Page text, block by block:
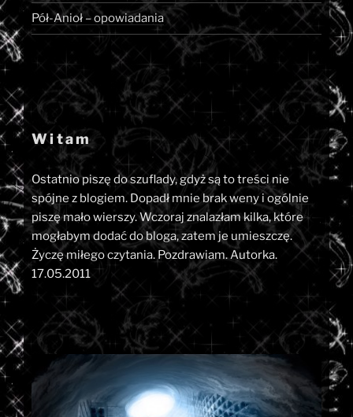
Pół-Anioł – opowiadania
Witam
Ostatnio piszę do szuflady, gdyż są to treści nie
spójne z blogiem. Dopadł mnie brak weny i ogólnie
piszę mało wierszy. Wczoraj znalazłam kilka, które
mogłabym dodać do bloga, zatem je umieszczę.
Życzę miłego czytania. Pozdrawiam. Autorka.
17.05.2011